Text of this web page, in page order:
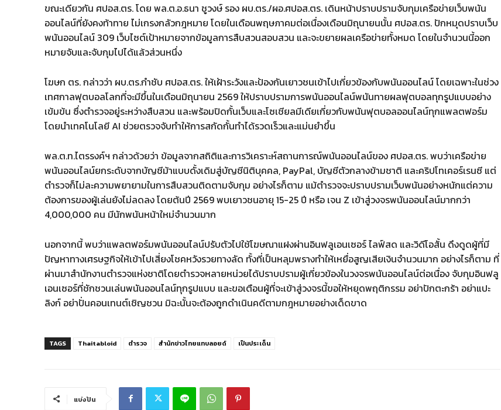
ขณะเดียวกัน ศปอส.ตร. โดย พล.ต.อ.ธนา ชูวงษ์ รอง ผบ.ตร./ผอ.ศปอส.ตร. เดินหน้าปราบปรามจับกุมเครือข่ายเว็บพนัน
ออนไลน์ที่ยังคงท้าทาย ไม่เกรงกลัวกฎหมาย โดยในเดือนพฤษภาคมต่อเนื่องเดือนมิถุนายนนั้น ศปอส.ตร. ปักหมุดปราบเว็บ
พนันออนไลน์ 309 เว็บไซต์เป้าหมายจากข้อมูลการสืบสวนสอบสวน และจะขยายผลเครือข่ายทั้งหมด โดยในจำนวนนี้ออก
หมายจับและจับกุมไปได้แล้วส่วนหนึ่ง
โฆษก ตร. กล่าวว่า ผบ.ตร.กำชับ ศปอส.ตร. ให้เฝ้าระวังและป้องกันเยาวชนเข้าไปเกี่ยวข้องกับพนันออนไลน์ โดยเฉพาะในช่วง
เทศกาลฟุตบอลโลกที่จะมีขึ้นในเดือนมิถุนายน 2569 ให้ปราบปรามการพนันออนไลน์พนันทายผลฟุตบอลทุกรูปแบบอย่าง
เข้มข้น ซึ่งตำรวจอยู่ระหว่างสืบสวน และพร้อมปิดกั้นเว็บและโซเชียลมีเดียเกี่ยวกับพนันฟุตบอลออนไลน์ทุกแพลตฟอร์ม
โดยนำเทคโนโลยี AI ช่วยตรวจจับทำให้การสกัดกั้นทำได้รวดเร็วและแม่นยำขึ้น
พล.ต.ท.ไตรรงค์ฯ กล่าวด้วยว่า ข้อมูลจากสถิติและการวิเคราะห์สถานการณ์พนันออนไลน์ของ ศปอส.ตร. พบว่าเครือข่าย
พนันออนไลน์ยกระดับจากบัญชีม้าแบบดั้งเดิมสู่บัญชีนิติบุคคล, PayPal, บัญชีตัวกลางข้ามชาติ และคริปโทเคอร์เรนซี แต่
ตำรวจก็ไม่ละความพยายามในการสืบสวนติดตามจับกุม อย่างไรก็ตาม แม้ตำรวจจะปราบปรามเว็บพนันอย่างหนักแต่ความ
ต้องการของผู้เล่นยังไม่ลดลง โดยต้นปี 2569 พบเยาวชนอายุ 15-25 ปี หรือ เจน Z เข้าสู่วงจรพนันออนไลน์มากกว่า
4,000,000 คน มีนักพนันหน้าใหม่จำนวนมาก
นอกจากนี้ พบว่าแพลตฟอร์มพนันออนไลน์ปรับตัวไปใช้โฆษณาแฝงผ่านอินฟลูเอนเซอร์ ไลฟ์สด และวิดีโอสั้น ดึงดูดผู้ที่มี
ปัญหาทางเศรษฐกิจให้เข้าไปเสี่ยงโชคหวังรวยทางลัด ทั้งที่เป็นหลุมพรางทำให้เหยื่อสูญเสียเงินจำนวนมาก อย่างไรก็ตาม ที่
ผ่านมาสำนักงานตำรวจแห่งชาติโดยตำรวจหลายหน่วยได้ปราบปรามผู้เกี่ยวข้องในวงจรพนันออนไลน์ต่อเนื่อง จับกุมอินฟลู
เอนเซอร์ที่ชักชวนเล่นพนันออนไลน์ทุกรูปแบบ และขอเตือนผู้ที่จะเข้าสู่วงจรนี้ขอให้หยุดพฤติกรรม อย่าปักตะกร้า อย่าแปะ
ลิงก์ อย่าปั่นคอนเทนต์เชิญชวน มิฉะนั้นจะต้องถูกดำเนินคดีตามกฎหมายอย่างเด็ดขาด
TAGS Thaitabloid ตำรวจ สำนักข่าวไทยแทบลอยด์ เป็นประเด็น
แบ่งปัน